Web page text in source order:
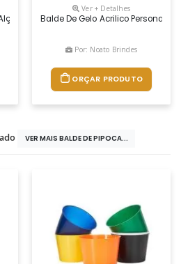
Em Ps 4,5 Litros. Visite Nosso Site E
Ver + Detalhes
Balde De Gelo Acrilico
Por: Noato Brindes
ORÇAR PRODUTO
VER MAIS BALDE DE PIPOCA...